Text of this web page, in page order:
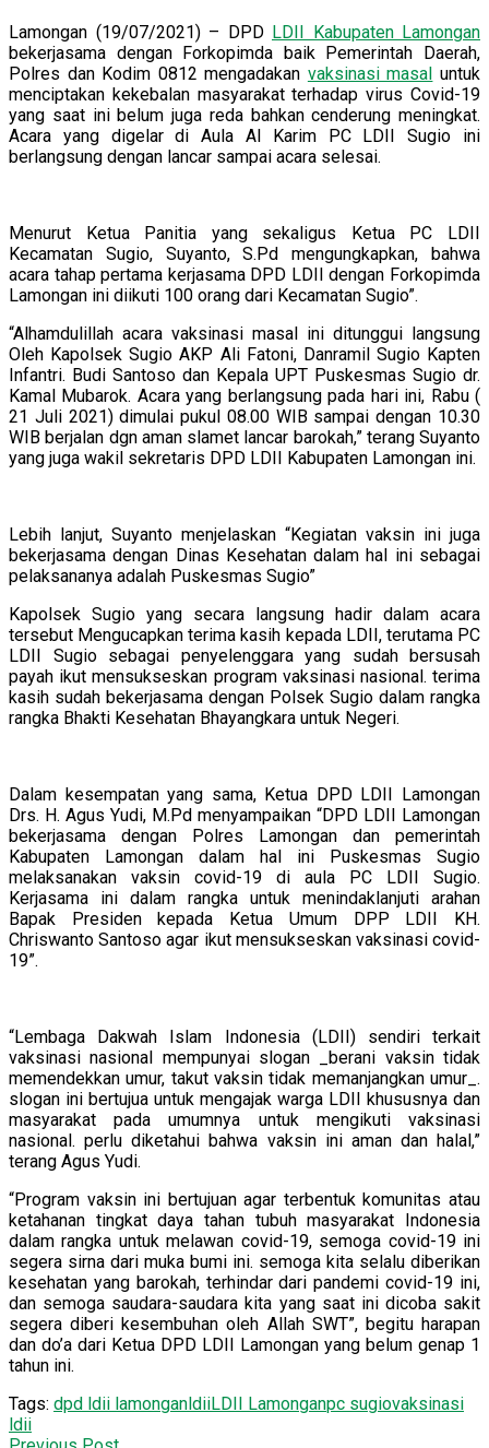
Lamongan (19/07/2021) – DPD LDII Kabupaten Lamongan
bekerjasama dengan Forkopimda baik Pemerintah Daerah,
Polres dan Kodim 0812 mengadakan vaksinasi masal untuk
menciptakan kekebalan masyarakat terhadap virus Covid-19
yang saat ini belum juga reda bahkan cenderung meningkat.
Acara yang digelar di Aula Al Karim PC LDII Sugio ini
berlangsung dengan lancar sampai acara selesai.
Menurut Ketua Panitia yang sekaligus Ketua PC LDII
Kecamatan Sugio, Suyanto, S.Pd mengungkapkan, bahwa
acara tahap pertama kerjasama DPD LDII dengan Forkopimda
Lamongan ini diikuti 100 orang dari Kecamatan Sugio”.
“Alhamdulillah acara vaksinasi masal ini ditunggui langsung
Oleh Kapolsek Sugio AKP Ali Fatoni, Danramil Sugio Kapten
Infantri. Budi Santoso dan Kepala UPT Puskesmas Sugio dr.
Kamal Mubarok. Acara yang berlangsung pada hari ini, Rabu (
21 Juli 2021) dimulai pukul 08.00 WIB sampai dengan 10.30
WIB berjalan dgn aman slamet lancar barokah,” terang Suyanto
yang juga wakil sekretaris DPD LDII Kabupaten Lamongan ini.
Lebih lanjut, Suyanto menjelaskan “Kegiatan vaksin ini juga
bekerjasama dengan Dinas Kesehatan dalam hal ini sebagai
pelaksananya adalah Puskesmas Sugio”
Kapolsek Sugio yang secara langsung hadir dalam acara
tersebut Mengucapkan terima kasih kepada LDII, terutama PC
LDII Sugio sebagai penyelenggara yang sudah bersusah
payah ikut mensukseskan program vaksinasi nasional. terima
kasih sudah bekerjasama dengan Polsek Sugio dalam rangka
rangka Bhakti Kesehatan Bhayangkara untuk Negeri.
Dalam kesempatan yang sama, Ketua DPD LDII Lamongan
Drs. H. Agus Yudi, M.Pd menyampaikan “DPD LDII Lamongan
bekerjasama dengan Polres Lamongan dan pemerintah
Kabupaten Lamongan dalam hal ini Puskesmas Sugio
melaksanakan vaksin covid-19 di aula PC LDII Sugio.
Kerjasama ini dalam rangka untuk menindaklanjuti arahan
Bapak Presiden kepada Ketua Umum DPP LDII KH.
Chriswanto Santoso agar ikut mensukseskan vaksinasi covid-
19”.
“Lembaga Dakwah Islam Indonesia (LDII) sendiri terkait
vaksinasi nasional mempunyai slogan _berani vaksin tidak
memendekkan umur, takut vaksin tidak memanjangkan umur_.
slogan ini bertujua untuk mengajak warga LDII khususnya dan
masyarakat pada umumnya untuk mengikuti vaksinasi
nasional. perlu diketahui bahwa vaksin ini aman dan halal,”
terang Agus Yudi.
“Program vaksin ini bertujuan agar terbentuk komunitas atau
ketahanan tingkat daya tahan tubuh masyarakat Indonesia
dalam rangka untuk melawan covid-19, semoga covid-19 ini
segera sirna dari muka bumi ini. semoga kita selalu diberikan
kesehatan yang barokah, terhindar dari pandemi covid-19 ini,
dan semoga saudara-saudara kita yang saat ini dicoba sakit
segera diberi kesembuhan oleh Allah SWT”, begitu harapan
dan do’a dari Ketua DPD LDII Lamongan yang belum genap 1
tahun ini.
Tags: dpd ldii lamongan ldiiLDII Lamonganpc sugiovaksinasi
ldii